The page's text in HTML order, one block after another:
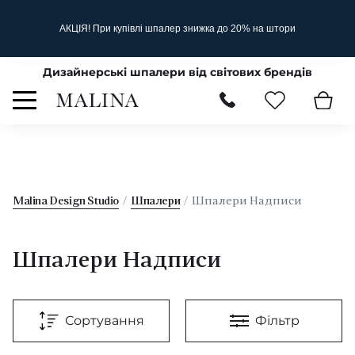
АКЦІЯ! При купівлі шпалер знижка до 20% на штори
Дизайнерські шпалери від світових брендів
Malina Design Studio Шпалери Шпалери Надписи
Шпалери Надписи
За типом
Сортування Фільтр